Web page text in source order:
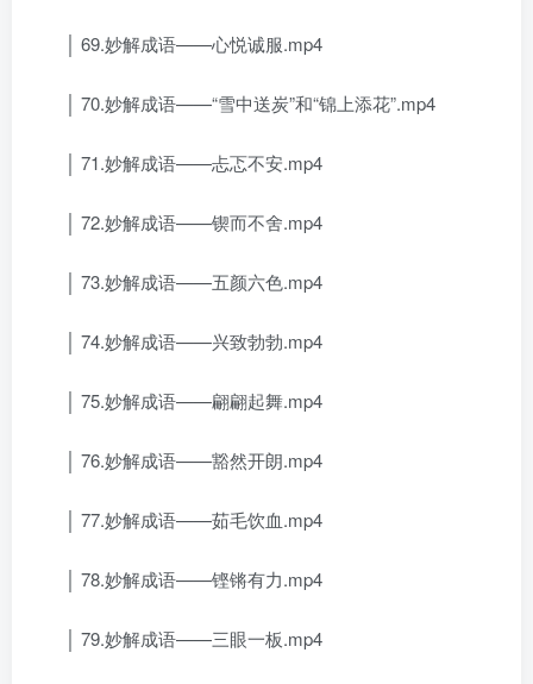
│ 69.妙解成语——心悦诚服.mp4
│ 70.妙解成语——“雪中送炭”和“锦上添花”.mp4
│ 71.妙解成语——忐忑不安.mp4
│ 72.妙解成语——锲而不舍.mp4
│ 73.妙解成语——五颜六色.mp4
│ 74.妙解成语——兴致勃勃.mp4
│ 75.妙解成语——翩翩起舞.mp4
│ 76.妙解成语——豁然开朗.mp4
│ 77.妙解成语——茹毛饮血.mp4
│ 78.妙解成语——铿锵有力.mp4
│ 79.妙解成语——三眼一板.mp4